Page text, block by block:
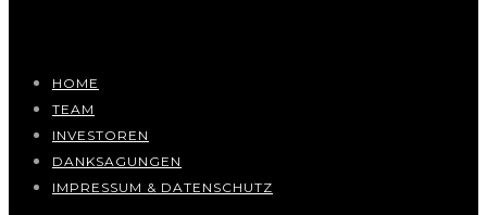
HOME
TEAM
INVESTOREN
DANKSAGUNGEN
IMPRESSUM & DATENSCHUTZ